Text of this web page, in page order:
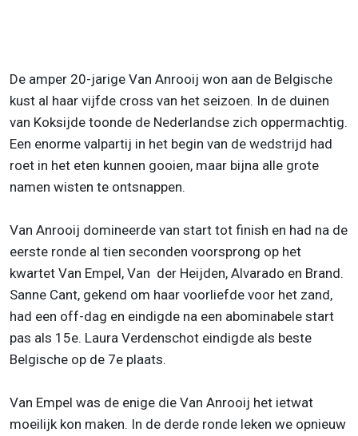
De amper 20-jarige Van Anrooij won aan de Belgische
kust al haar vijfde cross van het seizoen. In de duinen
van Koksijde toonde de Nederlandse zich oppermachtig.
Een enorme valpartij in het begin van de wedstrijd had
roet in het eten kunnen gooien, maar bijna alle grote
namen wisten te ontsnappen.
Van Anrooij domineerde van start tot finish en had na de
eerste ronde al tien seconden voorsprong op het
kwartet Van Empel, Van der Heijden, Alvarado en Brand.
Sanne Cant, gekend om haar voorliefde voor het zand,
had een off-dag en eindigde na een abominabele start
pas als 15e. Laura Verdenschot eindigde als beste
Belgische op de 7e plaats.
Van Empel was de enige die Van Anrooij het ietwat
moeilijk kon maken. In de derde ronde leken we opnieuw